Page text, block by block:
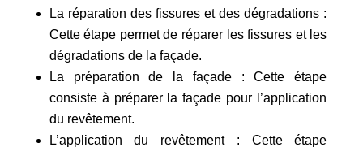
La réparation des fissures et des dégradations :
Cette étape permet de réparer les fissures et les
dégradations de la façade.
La préparation de la façade : Cette étape
consiste à préparer la façade pour l’application
du revêtement.
L’application du revêtement : Cette étape